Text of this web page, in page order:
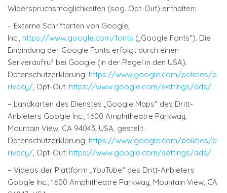
Widerspruchsmöglichkeiten (sog. Opt-Out) enthalten:
– Externe Schriftarten von Google,
Inc., https://www.google.com/fonts („Google Fonts“). Die
Einbindung der Google Fonts erfolgt durch einen
Serveraufruf bei Google (in der Regel in den USA).
Datenschutzerklärung: https://www.google.com/policies/p
rivacy/, Opt-Out: https://www.google.com/settings/ads/.
– Landkarten des Dienstes „Google Maps“ des Dritt-
Anbieters Google Inc., 1600 Amphitheatre Parkway,
Mountain View, CA 94043, USA, gestellt.
Datenschutzerklärung: https://www.google.com/policies/p
rivacy/, Opt-Out: https://www.google.com/settings/ads/.
– Videos der Plattform „YouTube“ des Dritt-Anbieters
Google Inc., 1600 Amphitheatre Parkway, Mountain View, CA